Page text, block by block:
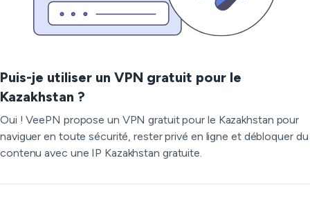
Puis-je utiliser un VPN gratuit pour le
Kazakhstan ?
Oui ! VeePN propose un VPN gratuit pour le Kazakhstan pour
naviguer en toute sécurité, rester privé en ligne et débloquer du
contenu avec une IP Kazakhstan gratuite.